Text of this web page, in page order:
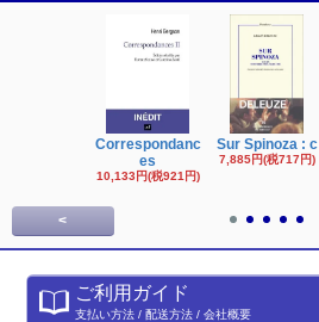
Correspondanc
es
10,133円(税921円)
Sur Spinoza : c
7,885円(税717円)
<
ご利用ガイド
支払い方法 / 配送方法 / 会社概要